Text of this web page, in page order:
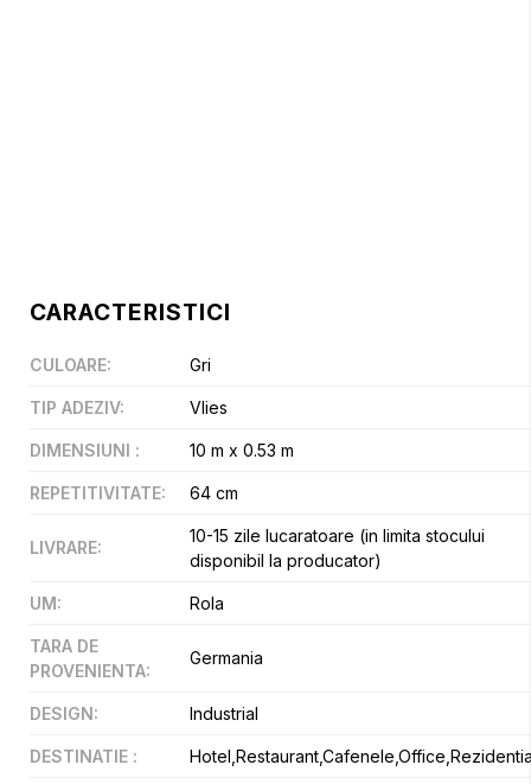
CARACTERISTICI
CULOARE: Gri
TIP ADEZIV: Vlies
DIMENSIUNI : 10 m x 0.53 m
REPETITIVITATE: 64 cm
LIVRARE:
10-15 zile lucaratoare (in limita stocului
disponibil la producator)
UM: Rola
TARA DE
PROVENIENTA:
Germania
DESIGN: Industrial
DESTINATIE :